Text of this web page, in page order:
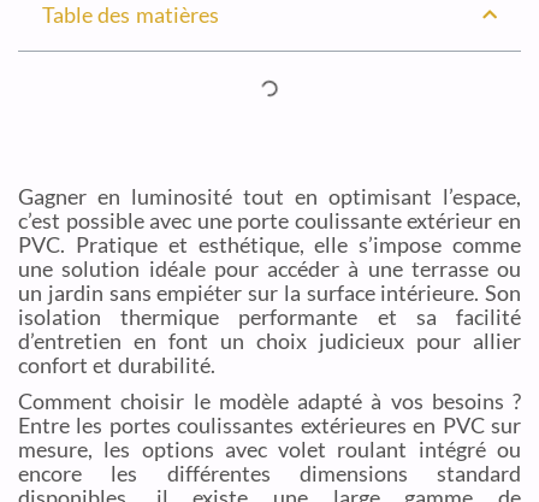
Table des matières
Gagner en luminosité tout en optimisant l’espace,
c’est possible avec une porte coulissante extérieur en
PVC. Pratique et esthétique, elle s’impose comme
une solution idéale pour accéder à une terrasse ou
un jardin sans empiéter sur la surface intérieure. Son
isolation thermique performante et sa facilité
d’entretien en font un choix judicieux pour allier
confort et durabilité.
Comment choisir le modèle adapté à vos besoins ?
Entre les portes coulissantes extérieures en PVC sur
mesure, les options avec volet roulant intégré ou
encore les différentes dimensions standard